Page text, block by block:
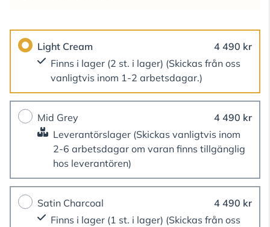
Light Cream
4 490 kr
Finns i lager (2 st. i lager) (Skickas från oss
vanligtvis inom 1-2 arbetsdagar.)
Mid Grey
4 490 kr
Leverantörslager (Skickas vanligtvis inom
2-6 arbetsdagar om varan finns tillgänglig
hos leverantören)
Satin Charcoal
4 490 kr
Finns i lager (1 st. i lager) (Skickas från oss